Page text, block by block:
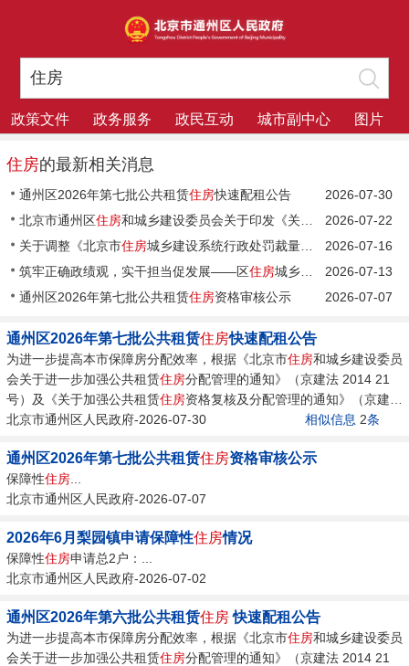
政策文件 政务服务 政民互动 城市副中心 图片
住房的最新相关消息
2026-07-30
通州区2026年第七批公共租赁住房快速配租公告
2026-07-22
北京市通州区住房和城乡建设委员会关于印发《关于北京城市副中心促进建筑产业高质量发展的若干措施》的通知
2026-07-16
关于调整《北京市住房城乡建设系统行政处罚裁量基准》部分条款的通知 京建法【2026】3号
2026-07-13
筑牢正确政绩观，实干担当促发展——区住房城乡建设委第三党支部开展主题党日活动
2026-07-07
通州区2026年第七批公共租赁住房资格审核公示
通州区2026年第七批公共租赁住房快速配租公告
为进一步提高本市保障房分配效率，根据《北京市住房和城乡建设委员
会关于进一步加强公共租赁住房分配管理的通知》（京建法 2014 21
号）及《关于加强公共租赁住房资格复核及分配管理的通知》（京建法
2021 8号）...
北京市通州区人民政府-2026-07-30 相似信息 2条
通州区2026年第七批公共租赁住房资格审核公示
保障性住房
北京市通州区人民政府-2026-07-07
2026年6月梨园镇申请保障性住房情况
保障性住房申请总2户：...
北京市通州区人民政府-2026-07-02
通州区2026年第六批公共租赁住房快速配租公告
为进一步提高本市保障房分配效率，根据《北京市住房和城乡建设委员
会关于进一步加强公共租赁住房分配管理的通知》（京建法 2014 21